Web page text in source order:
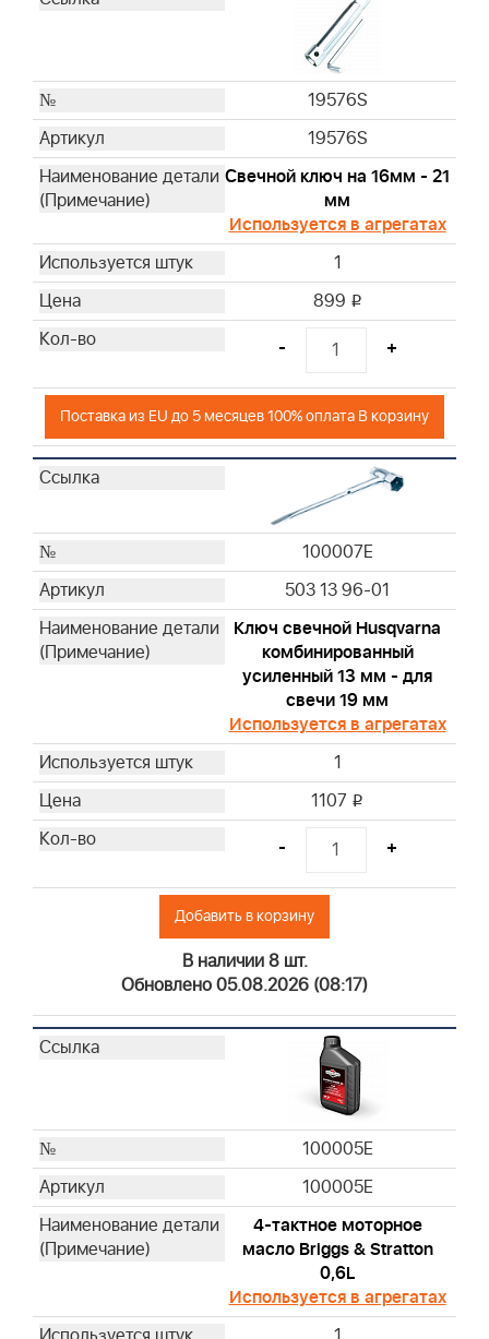
4237
4238
4240
4251WM
491588L
593260M
799579M
19069
19165
19203
19062
19230
19070
19340
19435
19522
19400
19368
19480
19462
19619
19266
19057
19258
19547
19244
19497
19353
19487
19468
19447
19576S
19576S
Свечной ключ на 16мм - 21
мм
Используется в агрегатах
1
899 i
- +
Поставка из EU до 5 месяцев 100% оплата В корзину
100007E
503 13 96-01
Ключ свечной Husqvarna
комбинированный
усиленный 13 мм - для
свечи 19 мм
Используется в агрегатах
1
1107 i
- +
Добавить в корзину
В наличии 8 шт.
Обновлено 05.08.2026 (08:17)
100005E
100005E
4-тактное моторное
масло Briggs & Stratton
0,6L
Используется в агрегатах